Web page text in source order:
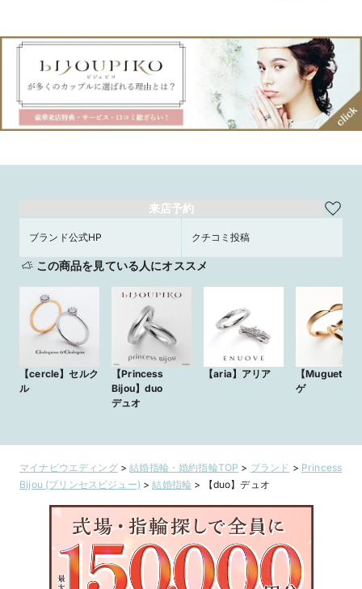
来店予約
ブランド公式HP クチコミ投稿
この商品を見ている人にオススメ
【cercle】セルク
ル
【Princess
Bijou】duo
デュオ
【aria】アリア
【Muguet】
ゲ
マイナビウエディング>結婚指輪・婚約指輪TOP > ブランド > Princess
Bijou (プリンセスビジュー) >結婚指輪 > 【duo】デュオ